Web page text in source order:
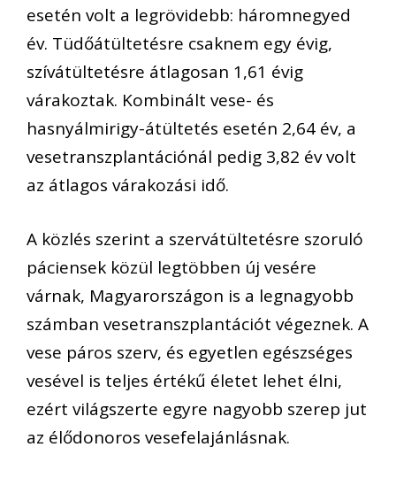
esetén volt a legrövidebb: háromnegyed
év. Tüdőátültetésre csaknem egy évig,
szívátültetésre átlagosan 1,61 évig
várakoztak. Kombinált vese- és
hasnyálmirigy-átültetés esetén 2,64 év, a
vesetranszplantációnál pedig 3,82 év volt
az átlagos várakozási idő.
A közlés szerint a szervátültetésre szoruló
páciensek közül legtöbben új vesére
várnak, Magyarországon is a legnagyobb
számban vesetranszplantációt végeznek. A
vese páros szerv, és egyetlen egészséges
vesével is teljes értékű életet lehet élni,
ezért világszerte egyre nagyobb szerep jut
az élődonoros vesefelajánlásnak.